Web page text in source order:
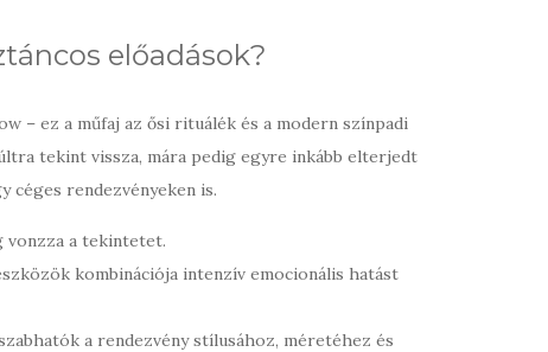
előadások?
– ez a műfaj az ősi rituálék és a modern színpadi
tekint vissza, mára pedig egyre inkább elterjedt
céges rendezvényeken is.
vonzza a tekintetet.
kombinációja intenzív emocionális hatást
a rendezvény stílusához, méretéhez és